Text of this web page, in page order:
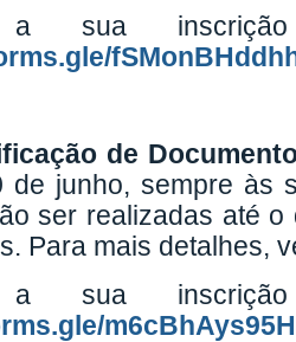
a sua
de
de junho, sempre às
ser realizadas até
Para mais detalhes,
a sua